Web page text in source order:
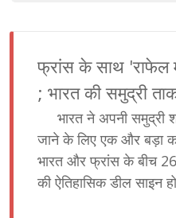
फ्रांस के साथ 'राफेल
; भारत की समुद्री
भारत ने अपनी समुद्री
जाने के लिए एक और बड़ा
भारत और फ्रांस के बीच 26
की ऐतिहासिक डील साइन